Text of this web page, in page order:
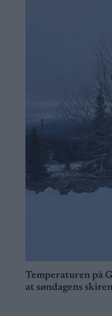
Temperaturen på
at søndagens